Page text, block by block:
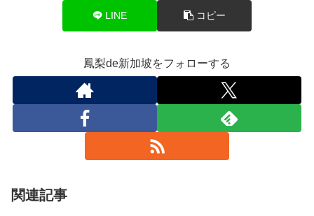
LINE コピー
鳳梨de新加坡をフォローする
関連記事